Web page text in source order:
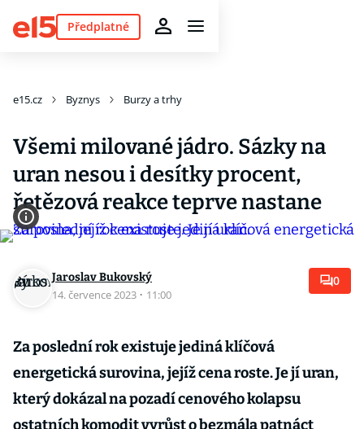
Předplatné
e15.cz Byznys Burzy a trhy
Všemi milované jádro. Sázky na
uran nesou i desítky procent,
řetězová reakce teprve nastane
Jaroslav Bukovský
14. července 2023 · 11:00
0
Za poslední rok existuje jediná klíčová
energetická surovina, jejíž cena roste. Je jí uran,
který dokázal na pozadí cenového kolapsu
ostatních komodit vyrůst o bezmála patnáct